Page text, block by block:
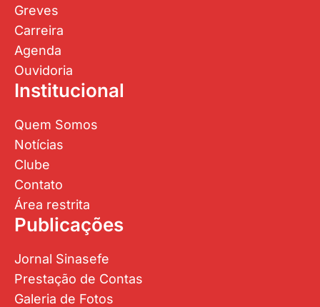
Greves
Carreira
Agenda
Ouvidoria
Institucional
Quem Somos
Notícias
Clube
Contato
Área restrita
Publicações
Jornal Sinasefe
Prestação de Contas
Galeria de Fotos